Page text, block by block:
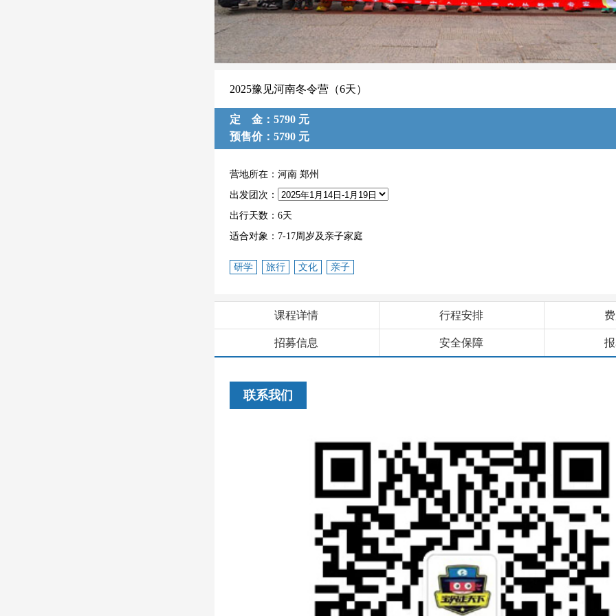
2025豫见河南冬令营（6天）
定 金：5790 元
预售价：5790 元
营地所在：河南 郑州
出发团次：
出行天数：6天
适合对象：7-17周岁及亲子家庭
研学 旅行 文化 亲子
课程详情 行程安排
招募信息 安全保障
联系我们